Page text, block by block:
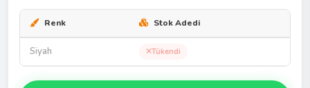
Renk Stok Adedi
Siyah Tükendi